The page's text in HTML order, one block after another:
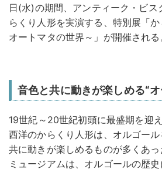
日(水)の期間、アンティーク・ビス
らくり人形を実演する、特別展「
オートマタの世界～」が開催される
音色と共に動きが楽しめる“
19世紀～20世紀初頭に最盛期を迎
西洋のからくり人形は、オルゴー
共に動きが楽しめるものが多くあ
ミュージアムは、オルゴールの歴